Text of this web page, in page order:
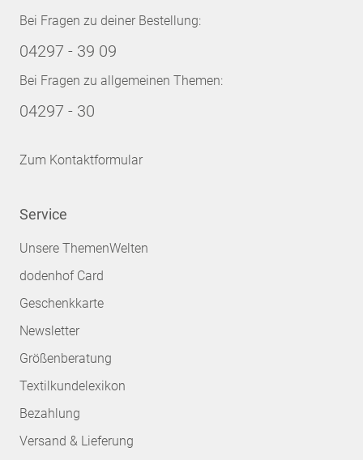
Bei Fragen zu deiner Bestellung:
04297 - 39 09
Bei Fragen zu allgemeinen Themen:
04297 - 30
Zum Kontaktformular
Service
Unsere ThemenWelten
dodenhof Card
Geschenkkarte
Newsletter
Größenberatung
Textilkundelexikon
Bezahlung
Versand & Lieferung